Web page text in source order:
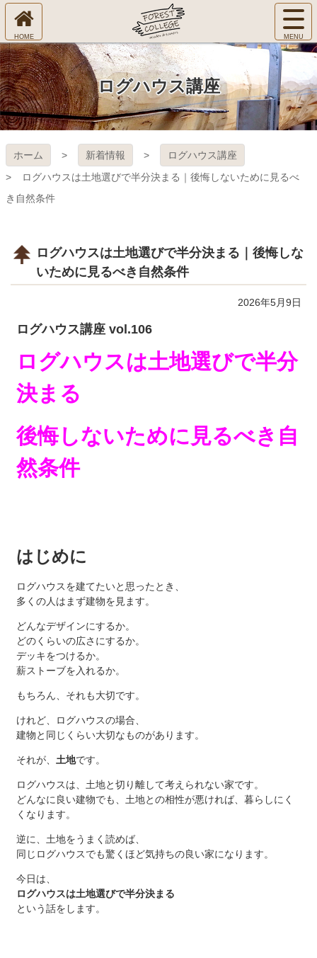
コ
テ
ン
ツ
本
文
へ
ス
プ
ログハウス講座
ホーム 新着情報
ログハウス講座
ログハウスは土地選びで半分決まる｜後悔しないために見るべ
き自然条件
ログハウスは土地選びで半分決まる｜後悔しな
いために見るべき自然条件
2026年5月9日
ログハウス講座 vol.106
ログハウスは土地選びで半分
決まる
後悔しないために見るべき自
然条件
はじめに
ログハウスを建てたいと思ったとき、
多くの人はまず建物を見ます。
どんなデザインにするか。
どのくらいの広さにするか。
デッキをつけるか。
薪ストーブを入れるか。
もちろん、それも大切です。
けれど、ログハウスの場合、
建物と同じくらい大切なものがあります。
それが、 土地です。
ログハウスは、土地と切り離して考えられない家です。
どんなに良い建物でも、土地との相性が悪ければ、暮らしにく
くなります。
逆に、土地をうまく読めば、
同じログハウスでも驚くほど気持ちの良い家になります。
今日は、
ログハウスは土地選びで半分決まる
という話をします。
㈱Ｆ
ＯＲ
ＥＳ
Ｔ Ｃ
ＯＬ
ＧＥ
ホ
ー
ム
へ
サ
イ
ト
ュ
ー
を
開